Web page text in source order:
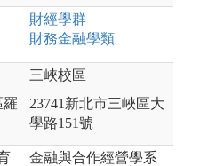
財經學群
財務金融學類
羅
三峽校區
23741新北市三峽區大
學路151號
金融與合作經營學系